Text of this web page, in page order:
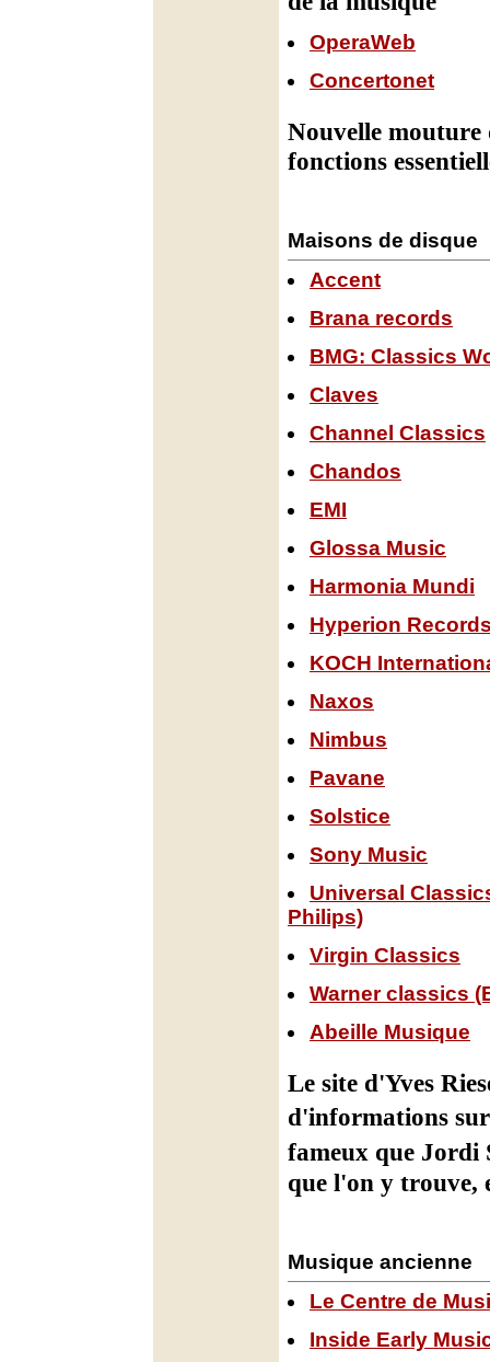
OperaWeb
Concertonet
Nouvelle mouture
fonctions
Maisons de disque
Accent
Brana records
BMG: Classics
Claves
Channel Classics
Chandos
EMI
Glossa Music
Harmonia Mundi
Hyperion
KOCH
Naxos
Nimbus
Pavane
Solstice
Sony Music
Universal
Philips)
Virgin Classics
Warner classics
Abeille Musique
Le site d'Yves
d'informations
fameux que
que l'on y trouve,
Musique ancienne
Le Centre de
Inside Early